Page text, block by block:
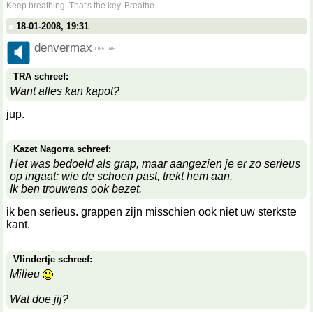
Keep breathing. That's the key. Breathe.
18-01-2008, 19:31
denvermax
TRA schreef:
Want alles kan kapot?
jup.
Kazet Nagorra schreef:
Het was bedoeld als grap, maar aangezien je er zo serieus
op ingaat: wie de schoen past, trekt hem aan.
Ik ben trouwens ook bezet.
ik ben serieus. grappen zijn misschien ook niet uw sterkste
kant.
Vlindertje schreef:
Milieu
Wat doe jij?